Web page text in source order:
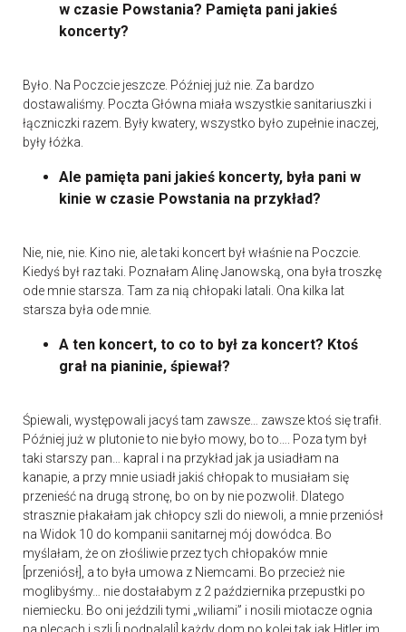
w czasie Powstania? Pamięta pani jakieś
koncerty?
Było. Na Poczcie jeszcze. Później już nie. Za bardzo
dostawaliśmy. Poczta Główna miała wszystkie sanitariuszki i
łączniczki razem. Były kwatery, wszystko było zupełnie inaczej,
były łóżka.
Ale pamięta pani jakieś koncerty, była pani w
kinie w czasie Powstania na przykład?
Nie, nie, nie. Kino nie, ale taki koncert był właśnie na Poczcie.
Kiedyś był raz taki. Poznałam Alinę Janowską, ona była troszkę
ode mnie starsza. Tam za nią chłopaki latali. Ona kilka lat
starsza była ode mnie.
A ten koncert, to co to był za koncert? Ktoś
grał na pianinie, śpiewał?
Śpiewali, występowali jacyś tam zawsze… zawsze ktoś się trafił.
Później już w plutonie to nie było mowy, bo to…. Poza tym był
taki starszy pan… kapral i na przykład jak ja usiadłam na
kanapie, a przy mnie usiadł jakiś chłopak to musiałam się
przenieść na drugą stronę, bo on by nie pozwolił. Dlatego
strasznie płakałam jak chłopcy szli do niewoli, a mnie przeniósł
na Widok 10 do kompanii sanitarnej mój dowódca. Bo
myślałam, że on złośliwie przez tych chłopaków mnie
[przeniósł], a to była umowa z Niemcami. Bo przecież nie
moglibyśmy… nie dostałabym z 2 października przepustki po
niemiecku. Bo oni jeździli tymi „wiliami” i nosili miotacze ognia